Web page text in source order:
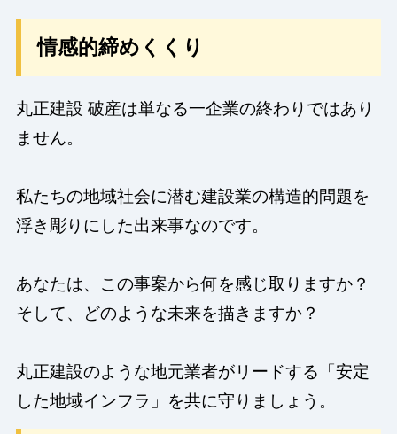
情感的締めくくり
丸正建設 破産は単なる一企業の終わりではあり
ません。
私たちの地域社会に潜む建設業の構造的問題を
浮き彫りにした出来事なのです。
あなたは、この事案から何を感じ取りますか？
そして、どのような未来を描きますか？
丸正建設のような地元業者がリードする「安定
した地域インフラ」を共に守りましょう。